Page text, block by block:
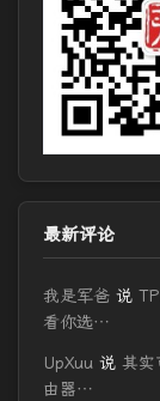
最新评论
我是军爸 说
看你选…
UpXuu 说 其实
由器…